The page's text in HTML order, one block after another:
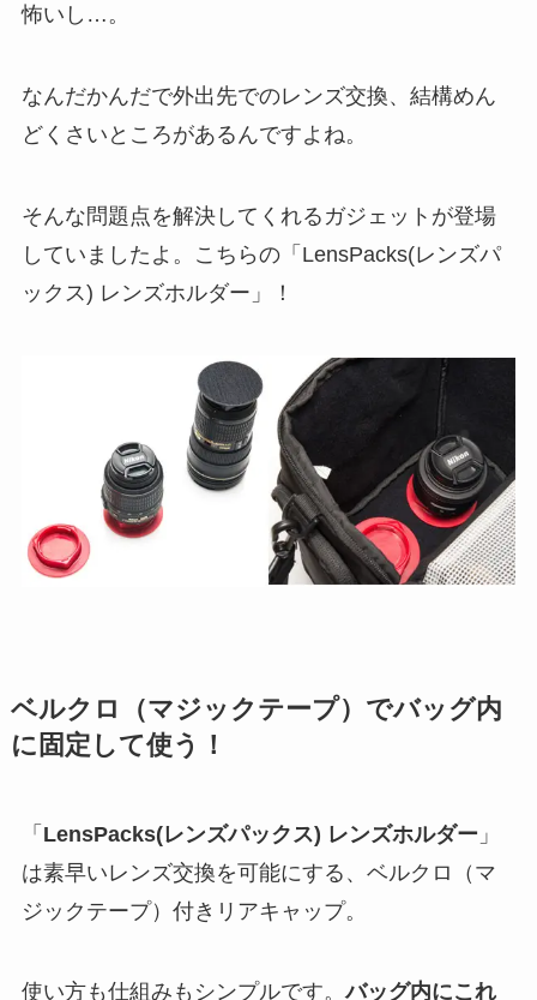
怖いし…。
なんだかんだで外出先でのレンズ交換、結構めん
どくさいところがあるんですよね。
そんな問題点を解決してくれるガジェットが登場
していましたよ。こちらの「LensPacks(レンズパ
ックス) レンズホルダー」！
ベルクロ（マジックテープ）でバッグ内
に固定して使う！
「 LensPacks(レンズパックス) レンズホルダー 」
は素早いレンズ交換を可能にする、ベルクロ（マ
ジックテープ）付きリアキャップ。
使い方も仕組みもシンプルです。バッグ内にこれ